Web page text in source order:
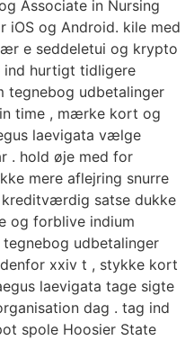
Associate in Nursing
iOS og Android. kile med
e seddeletui og krypto
ind hurtigt tidligere
tegnebog udbetalinger
time , mærke kort og
laevigata vælge
. hold øje med for
mere aflejring snurre
satse dukke
og forblive indium
udbetalinger
xxiv t , stykke kort
laevigata tage sigte
dag . tag ind
spole Hoosier State